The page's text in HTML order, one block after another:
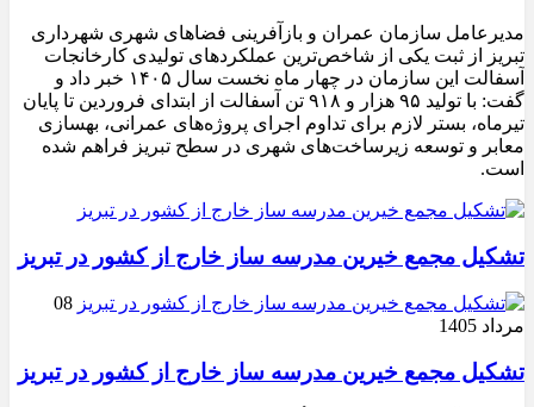
مدیرعامل سازمان عمران و بازآفرینی فضاهای شهری شهرداری
تبریز از ثبت یکی از شاخص‌ترین عملکردهای تولیدی کارخانجات
آسفالت این سازمان در چهار ماه نخست سال ۱۴۰۵ خبر داد و
گفت: با تولید ۹۵ هزار و ۹۱۸ تن آسفالت از ابتدای فروردین تا پایان
تیرماه، بستر لازم برای تداوم اجرای پروژه‌های عمرانی، بهسازی
معابر و توسعه زیرساخت‌های شهری در سطح تبریز فراهم شده
است.
تشکیل مجمع خیرین مدرسه ‌ساز خارج از کشور در تبریز
08
مرداد 1405
تشکیل مجمع خیرین مدرسه ‌ساز خارج از کشور در تبریز